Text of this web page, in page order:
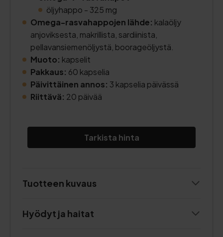
öljyhappo - 325 mg
Omega-rasvahappojen lähde: kalaöljy
anjoviksesta, makrillista, sardiinista,
pellavansiemenöljystä, boorageöljystä.
Muoto: kapselit
Pakkaus: 60 kapselia
Päivittäinen annos: 3 kapselia päivässä
Riittävä: 20 päivää
Tarkista hinta
Tuotteen kuvaus
Hyödyt ja haitat